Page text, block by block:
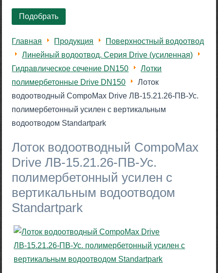
Главная Продукция
Поверхностный водоотвод
Линейный водоотвод. Серия Drive (усиленная)
Гидравлическое сечение DN150
Лотки
полимербетонные Drive DN150
Лоток
водоотводный CompoMax Drive ЛВ-15.21.26-ПВ-Ус.
полимербетонный усилен с вертикальным
водоотводом Standartpark
Лоток водоотводный CompoMax
Drive ЛВ-15.21.26-ПВ-Ус.
полимербетонный усилен с
вертикальным водоотводом
Standartpark